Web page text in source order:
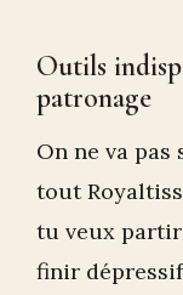
Outils
patronage
On ne va
tout
tu veux
finir